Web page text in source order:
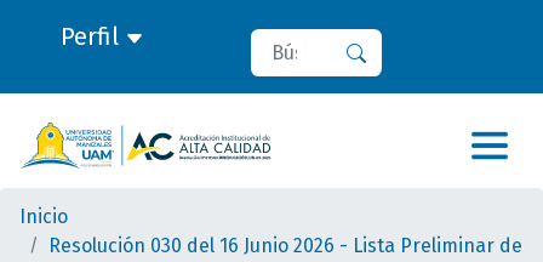
Perfil Buscar
Inicio
Resolución 030 del 16 Junio 2026 - Lista Preliminar de